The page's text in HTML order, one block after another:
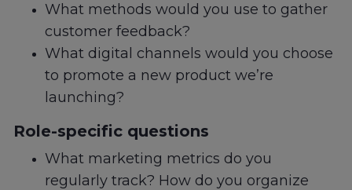
What methods would you use to gather
customer feedback?
What digital channels would you choose
to promote a new product we’re
launching?
Role-specific questions
What marketing metrics do you
regularly track? How do you organize